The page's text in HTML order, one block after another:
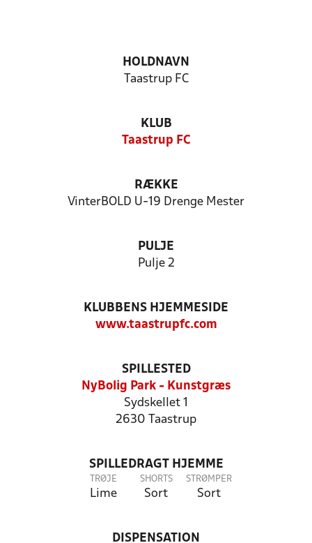
HOLDNAVN
Taastrup FC
KLUB
Taastrup FC
RÆKKE
VinterBOLD U-19 Drenge Mester
PULJE
Pulje 2
KLUBBENS HJEMMESIDE
www.taastrupfc.com
SPILLESTED
NyBolig Park - Kunstgræs
Sydskellet 1
2630 Taastrup
SPILLEDRAGT HJEMME
TRØJE
Lime
SHORTS
Sort
STRØMPER
Sort
DISPENSATION